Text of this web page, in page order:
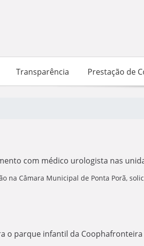
Transparência Prestação de
com médico urologista nas
na Câmara Municipal de Ponta Porã,
o parque infantil da Coophafronteira